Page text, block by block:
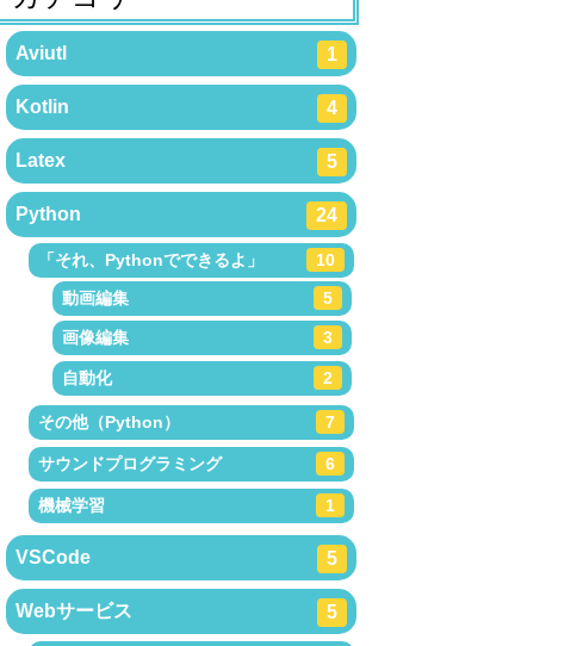
Aviutl 1
Kotlin 4
Latex 5
Python 24
「それ、Pythonでできるよ」
10
動画編集
5
画像編集 3
自動化 2
その他（Python） 7
サウンドプログラミング 6
機械学習 1
VSCode 5
Webサービス 5